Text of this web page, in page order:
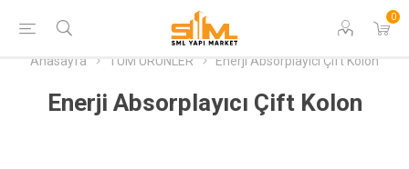
0
Anasayfa TÜM ÜRÜNLER Enerji Absorplayıcı Çift Kolon
Enerji Absorplayıcı Çift Kolon